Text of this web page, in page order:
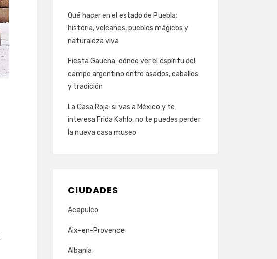
Qué hacer en el estado de Puebla:
historia, volcanes, pueblos mágicos y
naturaleza viva
Fiesta Gaucha: dónde ver el espíritu del
campo argentino entre asados, caballos
y tradición
La Casa Roja: si vas a México y te
interesa Frida Kahlo, no te puedes perder
la nueva casa museo
CIUDADES
Acapulco
Aix-en-Provence
Albania